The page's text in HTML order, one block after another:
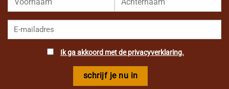
Ik ga akkoord met de privacyverklaring.